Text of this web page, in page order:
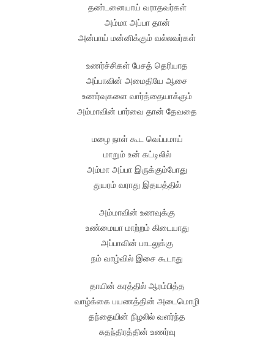
தண்டனையாய் வராதவர்கள்
அம்மா அப்பா தான்
அன்பாய் மன்னிக்கும் வல்லவர்கள்
உணர்ச்சிகள் பேசத் தெரியாத
அப்பாவின் அமைதியே ஆசை
உணர்வுகளை வார்த்தையாக்கும்
அம்மாவின் பார்வை தான் தேவதை
மழை நாள் கூட வெப்பமாய்
மாறும் உன் கட்டிலில்
அம்மா அப்பா இருக்கும்போது
துயரம் வராது இதயத்தில்
அம்மாவின் உணவுக்கு
உண்மையா மாற்றம் கிடையாது
அப்பாவின் பாடலுக்கு
நம் வாழ்வில் இசை கூடாது
தாயின் கரத்தில் ஆரம்பித்த
வாழ்க்கை பயணத்தின் அடைமொழி
தந்தையின் நிழலில் வளர்ந்த
சுதந்திரத்தின் உணர்வு